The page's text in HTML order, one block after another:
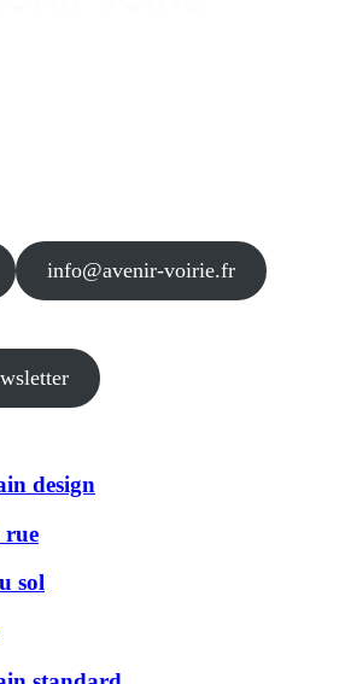
info@avenir-voirie.fr
design
rue
sol